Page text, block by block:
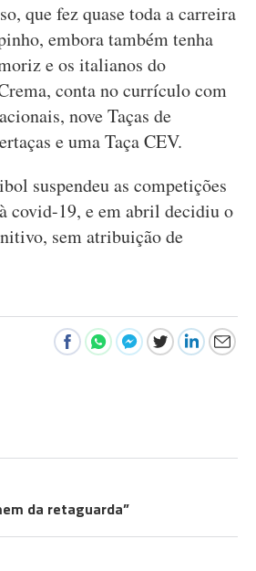
que fez quase toda a carreira
embora também tenha
e os italianos do
conta no currículo com
nove Taças de
e uma Taça CEV.
suspendeu as competições
covid-19, e em abril decidiu o
sem atribuição de
da retaguarda”